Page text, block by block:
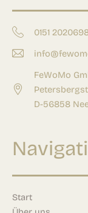
0151
FeWoMo
D-56858
Start